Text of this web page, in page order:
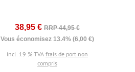
38,95 € RRP 44,95 €
Vous économisez 13.4% (6,00 €)
incl. 19 % TVA frais de port non
compris